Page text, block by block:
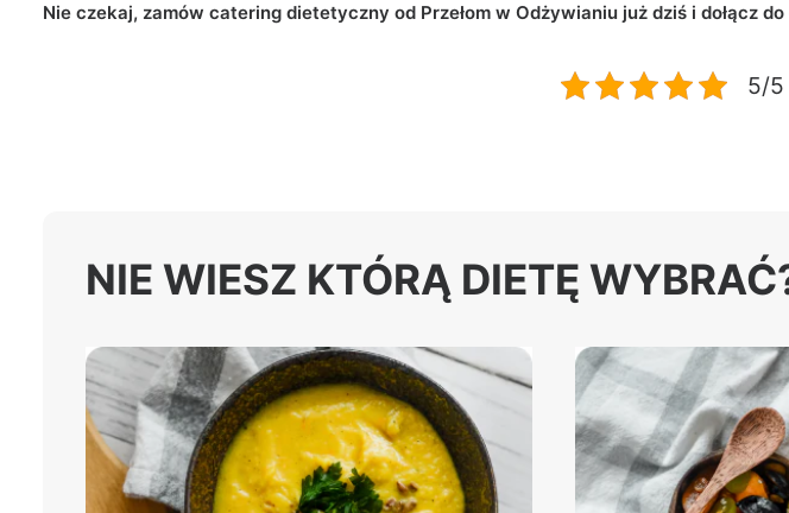
Nie czekaj, zamów catering dietetyczny od Przełom w Odżywianiu już dziś i dołącz
5/5
NIE WIESZ KTÓRĄ DIETĘ